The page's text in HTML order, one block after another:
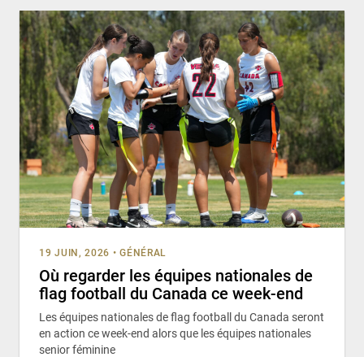
19 JUIN, 2026 • GÉNÉRAL
Où regarder les équipes nationales de
flag football du Canada ce week-end
Les équipes nationales de flag football du Canada seront
en action ce week-end alors que les équipes nationales
senior féminine